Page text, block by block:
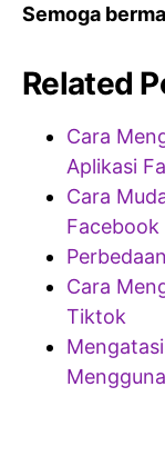
Semoga
Related
Cara
Aplikasi
Cara
Facebook
Cara
Tiktok